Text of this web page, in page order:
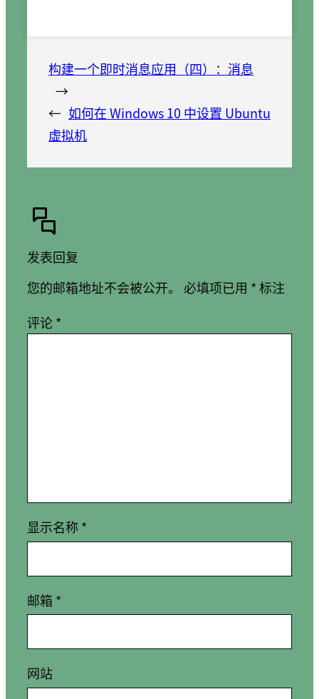
构建一个即时消息应用（四）：消息
→
← 如何在 Windows 10 中设置 Ubuntu
虚拟机
发表回复
您的邮箱地址不会被公开。
必填项已用 *标注
评论*
显示名称 *
邮箱 *
网站